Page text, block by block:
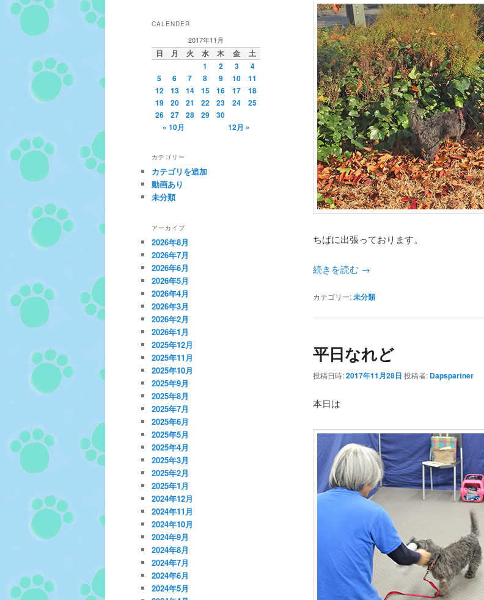
ちばに出張っております。
続きを読む →
カテゴリー:未分類
平日なれど
投稿日時:2017年11月28日 投稿者: Dapspartner
本日は
CALENDER
2017年11月
日 月 火 水 木 金
土
1
2 3
4
5
6 7 8 9 10
11
12
13 14 15 16 17
18
19
20 21 22 23 24
25
26
27 28 29
30
« 10月
12月 »
カテゴリー
カテゴリを追加
動画あり
未分類
アーカイブ
2026年8月
2026年7月
2026年6月
2026年5月
2026年4月
2026年3月
2026年2月
2026年1月
2025年12月
2025年11月
2025年10月
2025年9月
2025年8月
2025年7月
2025年6月
2025年5月
2025年4月
2025年3月
2025年2月
2025年1月
2024年12月
2024年11月
2024年10月
2024年9月
2024年8月
2024年7月
2024年6月
2024年5月